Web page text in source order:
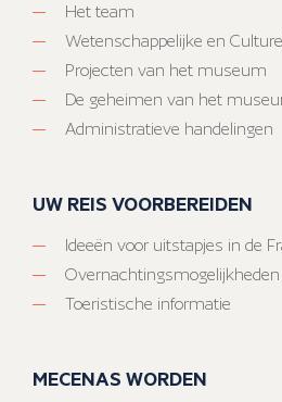
Het team
Wetenschappelijke en
Projecten van het museum
De geheimen van het
Administratieve handelingen
UW REIS VOORBEREIDEN
Ideeën voor uitstapjes in de
Overnachtingsmogelijkheden
Toeristische informatie
MECENAS WORDEN